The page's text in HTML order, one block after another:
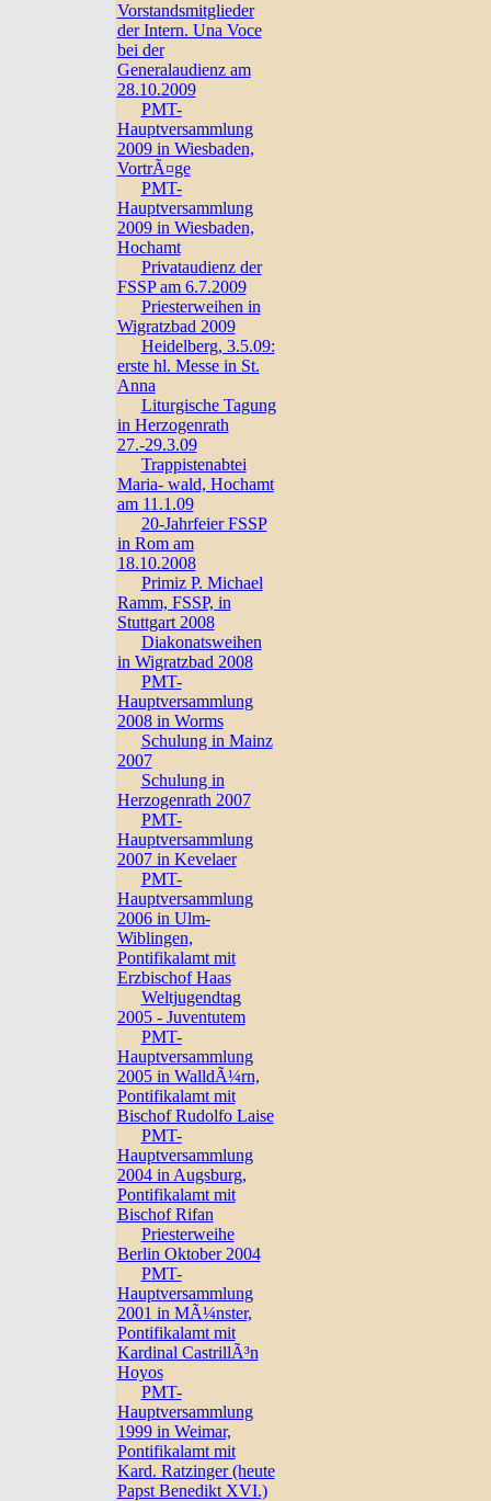
Vorstandsmitglieder
der Intern. Una Voce
bei der
Generalaudienz am
28.10.2009
PMT-
Hauptversammlung
2009 in Wiesbaden,
VortrÃ¤ge
PMT-
Hauptversammlung
2009 in Wiesbaden,
Hochamt
Privataudienz der
FSSP am 6.7.2009
Priesterweihen in
Wigratzbad 2009
Heidelberg, 3.5.09:
erste hl. Messe in St.
Anna
Liturgische Tagung
in Herzogenrath
27.-29.3.09
Trappistenabtei
Maria- wald, Hochamt
am 11.1.09
20-Jahrfeier FSSP
in Rom am
18.10.2008
Primiz P. Michael
Ramm, FSSP, in
Stuttgart 2008
Diakonatsweihen
in Wigratzbad 2008
PMT-
Hauptversammlung
2008 in Worms
Schulung in Mainz
2007
Schulung in
Herzogenrath 2007
PMT-
Hauptversammlung
2007 in Kevelaer
PMT-
Hauptversammlung
2006 in Ulm-
Wiblingen,
Pontifikalamt mit
Erzbischof Haas
Weltjugendtag
2005 - Juventutem
PMT-
Hauptversammlung
2005 in WalldÃ¼rn,
Pontifikalamt mit
Bischof Rudolfo Laise
PMT-
Hauptversammlung
2004 in Augsburg,
Pontifikalamt mit
Bischof Rifan
Priesterweihe
Berlin Oktober 2004
PMT-
Hauptversammlung
2001 in MÃ¼nster,
Pontifikalamt mit
Kardinal CastrillÃ³n
Hoyos
PMT-
Hauptversammlung
1999 in Weimar,
Pontifikalamt mit
Kard. Ratzinger (heute
Papst Benedikt XVI.)